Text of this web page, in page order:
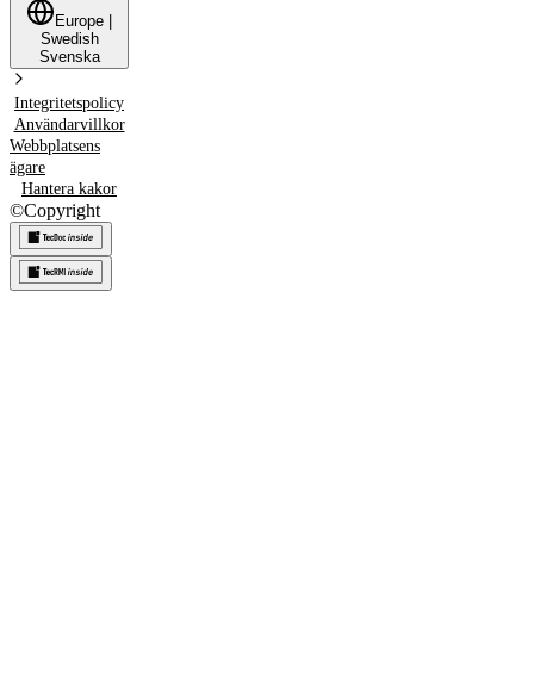
Europe
Swedish
Svenska
Integritetspolicy
Användarvillkor
Webbplatsens
ägare
Hantera kakor
©Copyright